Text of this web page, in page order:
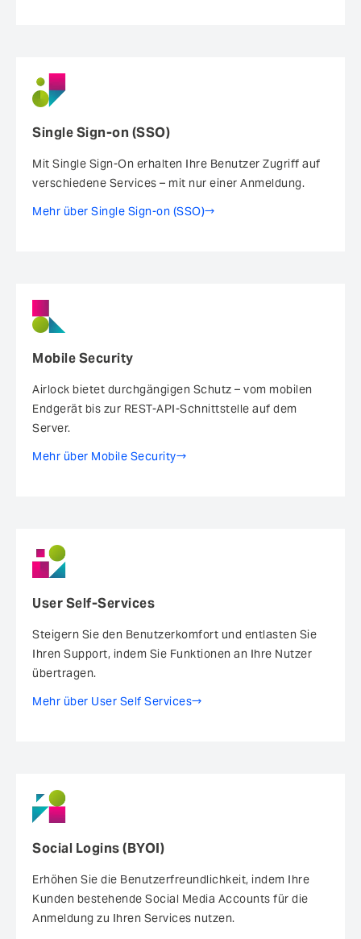
Single Sign-on (SSO)
Mit Single Sign-On erhalten Ihre Benutzer Zugriff auf
verschiedene Services – mit nur einer Anmeldung.
Mehr über Single Sign-on (SSO)
Mobile Security
Airlock bietet durchgängigen Schutz – vom mobilen
Endgerät bis zur REST-API-Schnittstelle auf dem
Server.
Mehr über Mobile Security
User Self-Services
Steigern Sie den Benutzerkomfort ­und entlasten Sie
Ihren Support, indem Sie Funktionen an Ihre Nutzer
übertragen.
Mehr über User Self Services
Social Logins (BYOI)
Erhöhen Sie die Benutzer­freundlichkeit, indem Ihre
Kunden bestehende Social Media Accounts für die
Anmeldung zu Ihren Services nutzen.